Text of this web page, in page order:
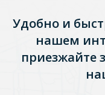
Удобно и
нашем
приезжайте